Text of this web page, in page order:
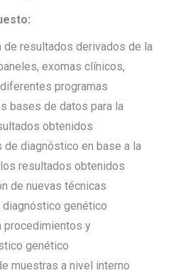
resultados derivados de la
exomas clínicos,
programas
bases de datos para la
obtenidos
de diagnóstico en base a la
resultados obtenidos
de nuevas técnicas
genético
procedimientos y
genético
muestras a nivel interno